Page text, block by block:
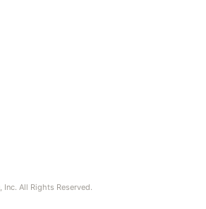
All Rights Reserved.